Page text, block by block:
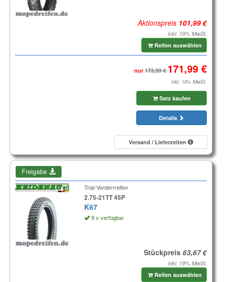
Aktionspreis
inkl. 19% MwSt.
Reifen auswählen
nur
inkl. 19% MwSt.
Satz kaufen
Details
Versand / Lieferzeiten
Freigabe
Trial-Vorderrreifen
2.75-21TT 45P
K67
9 x verfügbar
Stückpreis
inkl. 19% MwSt.
Reifen auswählen